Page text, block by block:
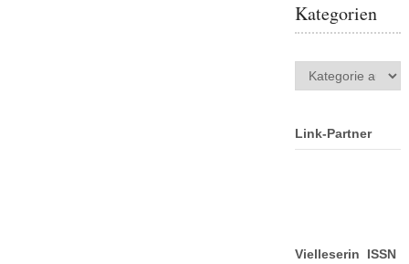
Kategorien
Kategorien
Link-Partner
Vielleserin ISSN